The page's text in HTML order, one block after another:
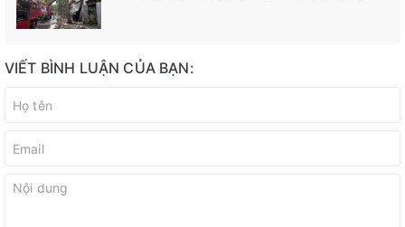
VIẾT BÌNH LUẬN CỦA BẠN: